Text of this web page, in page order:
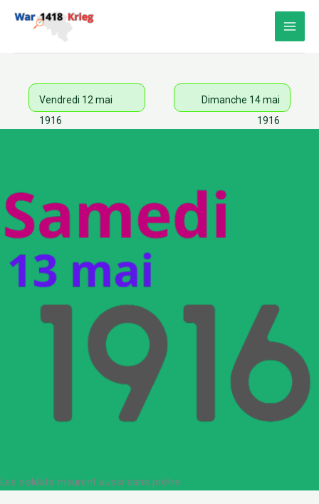
Vendredi 12 mai
1916
Dimanche 14 mai
1916
Les soldats meurent aussi sans prêtre